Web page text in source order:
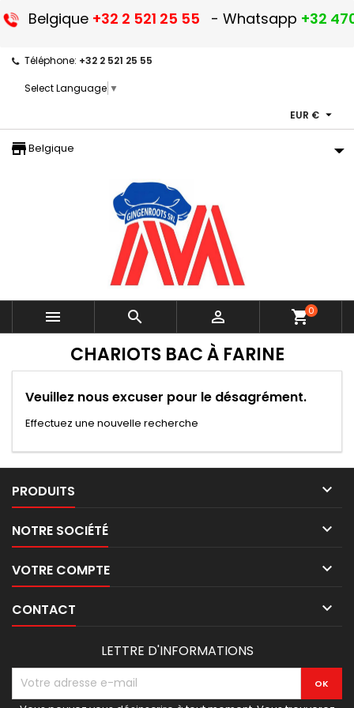
Belgique +32 2 521 25 55 - Whatsapp +32
Téléphone: +32 2 521 25 55
Select Language ▼
EUR € 
storefront
Belgique
   shopping_cart0
CHARIOTS BAC À FARINE
Veuillez nous excuser pour le désagrément.
Effectuez une nouvelle recherche
PRODUITS 
NOTRE SOCIÉTÉ 
VOTRE COMPTE 
CONTACT 
LETTRE D'INFORMATIONS